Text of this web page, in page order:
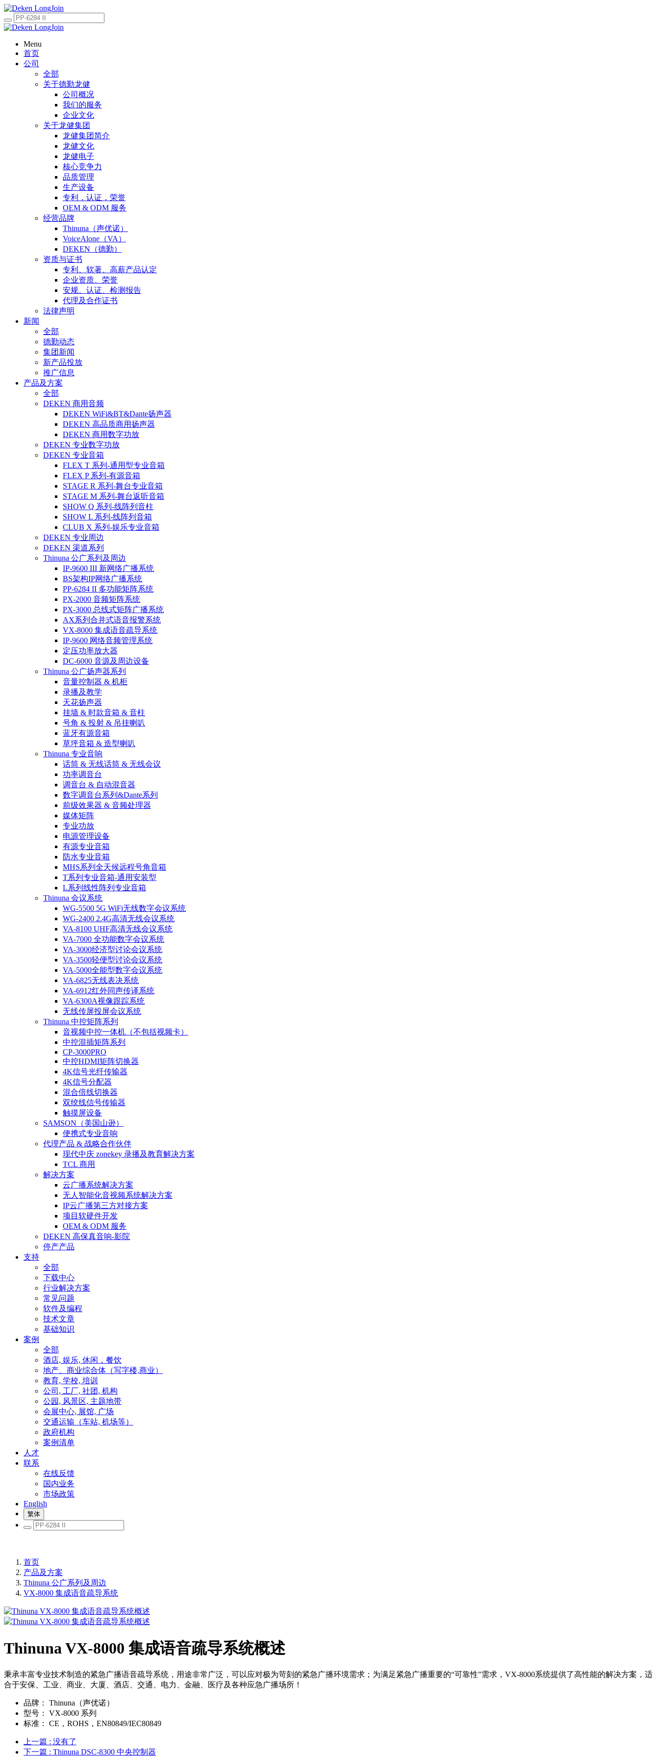
Menu
首页
公司
全部
关于德勤龙健
公司概况
我们的服务
企业文化
关于龙健集团
龙健集团简介
龙健文化
龙健电子
核心竞争力
品质管理
生产设备
专利，认证，荣誉
OEM & ODM 服务
经营品牌
Thinuna（声优诺）
VoiceAlone（VA）
DEKEN（德勤）
资质与证书
专利、软著、高薪产品认定
企业资质、荣誉
安规、认证、检测报告
代理及合作证书
法律声明
新闻
全部
德勤动态
集团新闻
新产品投放
推广信息
产品及方案
全部
DEKEN 商用音频
DEKEN WiFi&BT&Dante扬声器
DEKEN 高品质商用扬声器
DEKEN 商用数字功放
DEKEN 专业数字功放
DEKEN 专业音箱
FLEX T 系列-通用型专业音箱
FLEX P 系列-有源音箱
STAGE R 系列-舞台专业音箱
STAGE M 系列-舞台返听音箱
SHOW Q 系列-线阵列音柱
SHOW L 系列-线阵列音箱
CLUB X 系列-娱乐专业音箱
DEKEN 专业周边
DEKEN 渠道系列
Thinuna 公广系列及周边
IP-9600 III 新网络广播系统
BS架构IP网络广播系统
PP-6284 II 多功能矩阵系统
PX-2000 音频矩阵系统
PX-3000 总线式矩阵广播系统
AX系列合并式语音报警系统
VX-8000 集成语音疏导系统
IP-9600 网络音频管理系统
定压功率放大器
DC-6000 音源及周边设备
Thinuna 公广扬声器系列
音量控制器 & 机柜
录播及教学
天花扬声器
挂墙 & 时款音箱 & 音柱
号角 & 投射 & 吊挂喇叭
蓝牙有源音箱
草坪音箱 & 造型喇叭
Thinuna 专业音响
话筒 & 无线话筒 & 无线会议
功率调音台
调音台 & 自动混音器
数字调音台系列&Dante系列
前级效果器 & 音频处理器
媒体矩阵
专业功放
电源管理设备
有源专业音箱
防水专业音箱
MHS系列全天候远程号角音箱
T系列专业音箱-通用安装型
L系列线性阵列专业音箱
Thinuna 会议系统
WG-5500 5G WiFi无线数字会议系统
WG-2400 2.4G高清无线会议系统
VA-8100 UHF高清无线会议系统
VA-7000 全功能数字会议系统
VA-3000经济型讨论会议系统
VA-3500轻便型讨论会议系统
VA-5000全能型数字会议系统
VA-6825无线表决系统
VA-6912红外同声传译系统
VA-6300A视像跟踪系统
无线传屏投屏会议系统
Thinuna 中控矩阵系列
音视频中控一体机（不包括视频卡）
中控混插矩阵系列
CP-3000PRO
中控HDMI矩阵切换器
4K信号光纤传输器
4K信号分配器
混合倍线切换器
双绞线信号传输器
触摸屏设备
SAMSON（美国山逊）
便携式专业音响
代理产品 & 战略合作伙伴
现代中庆 zonekey 录播及教育解决方案
TCL 商用
解决方案
云广播系统解决方案
无人智能化音视频系统解决方案
IP云广播第三方对接方案
项目软硬件开发
OEM & ODM 服务
DEKEN 高保真音响-影院
停产产品
支持
全部
下载中心
行业解决方案
常见问题
软件及编程
技术文章
基础知识
案例
全部
酒店, 娱乐, 休闲，餐饮
地产、商业综合体（写字楼,商业）
教育, 学校, 培训
公司, 工厂, 社团, 机构
公园, 风景区, 主题地带
会展中心, 展馆, 广场
交通运输（车站, 机场等）
政府机构
案例清单
人才
联系
在线反馈
国内业务
市场政策
English
繁体
首页
产品及方案
Thinuna 公广系列及周边
VX-8000 集成语音疏导系统
Thinuna VX-8000 集成语音疏导系统概述
秉承丰富专业技术制造的紧急广播语音疏导系统，用途非常广泛，可以应对极为苛刻的紧急广播环境需求；为满足紧急广播重要的“可靠性”需求，VX-8000系统提供了高性能的解决方案，适
合于安保、工业、商业、大厦、酒店、交通、电力、金融、医疗及各种应急广播场所！
品牌：
Thinuna（声优诺）
型号：
VX-8000 系列
标准：
CE，ROHS，EN80849/IEC80849
上一篇 : 没有了
下一篇 : Thinuna DSC-8300 中央控制器